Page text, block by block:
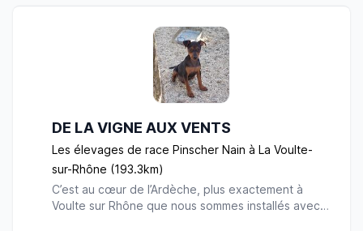
DE LA VIGNE AUX VENTS
Les élevages de race Pinscher Nain à La Voulte-
sur-Rhône (193.3km)
C’est au cœur de l’Ardèche, plus exactement à
Voulte sur Rhône que nous sommes installés avec